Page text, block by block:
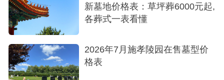
新墓地价格表：草坪葬6000元起,
各葬式一表看懂
2026年7月施孝陵园在售墓型价
格表